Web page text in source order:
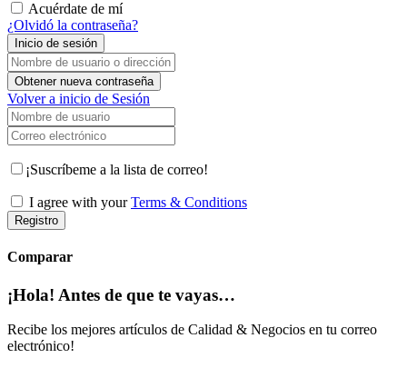
Acuérdate de mí
¿Olvidó la contraseña?
Inicio de sesión
Nombre de usuario o dirección de correo electrónico
Obtener nueva contraseña
Volver a inicio de Sesión
Nombre de usuario
Correo electrónico
¡Suscríbeme a la lista de correo!
I agree with yourTerms & Conditions
Registro
Comparar
¡Hola! Antes de que te vayas…
Recibe los mejores artículos de Calidad & Negocios en tu correo
electrónico!